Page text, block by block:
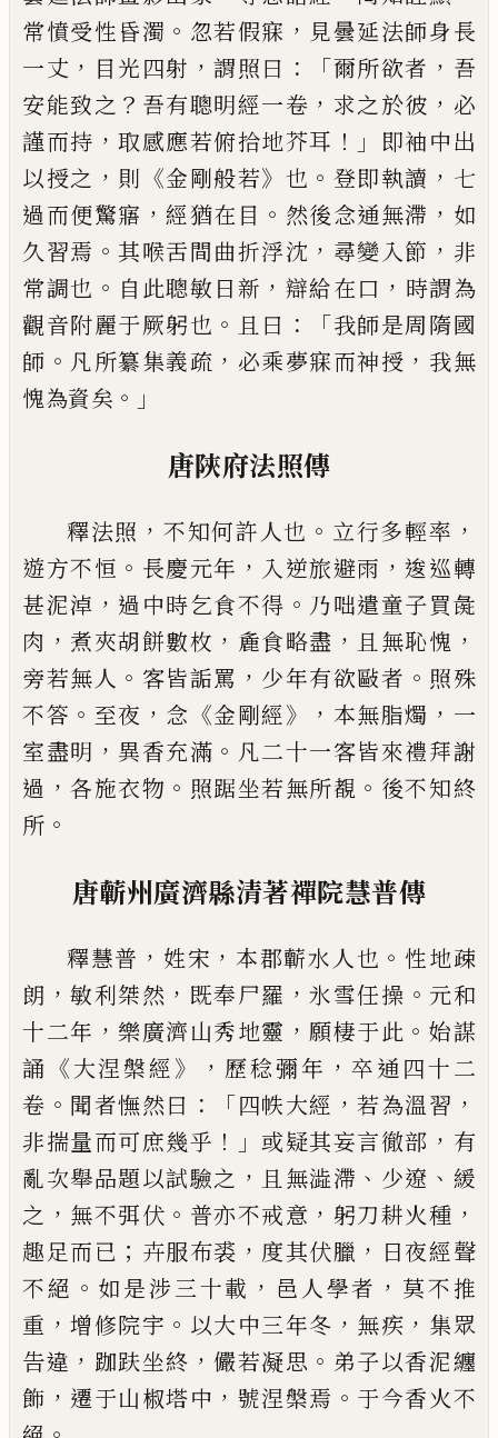
常憤受性昏濁 。 忽若假寐 ， 見曇延法師身長
一丈 ， 目光四射 ，謂照曰 ：「爾所欲者 ， 吾
安能致之 ？ 吾有聰明經一卷 ， 求之於彼 ， 必
謹而持 ，取感應若俯拾地芥耳 ！」
即袖中出
以授之 ， 則 《金剛般若》 也 。 登即執讀 ， 七
過而便驚寤 ， 經猶在目 。 然後念通無滯 ， 如
久習焉 。其喉舌間曲折浮沈 ， 尋變入節 ， 非
常調也 。 自此聰敏日新 ， 辯給在口 ， 時謂為
觀音附麗于厥躬也 。 且曰 ：「我師是周隋國
師 。 凡所纂集義疏 ， 必乘夢寐而神授 ， 我無
愧為資矣 。」
唐陝府法照傳
釋法照 ， 不知何許人也 。 立行多輕率 ，
遊方不恒 。 長慶元年 ， 入逆旅避雨 ，逡巡轉
甚泥淖 ， 過中時乞食不得 。 乃咄遣童子買彘
肉 ， 煮夾胡餅數枚 ， 麁食略盡 ， 且無恥愧 ，
旁若無人 。 客皆詬罵 ， 少年有欲敺者 。 照殊
不答 。 至夜 ， 念 《金剛經》， 本無脂燭 ， 一
室盡明 ， 異香充滿 。 凡二十一客皆來禮拜謝
過 ，各施衣物 。 照踞坐若無所覩 。 後不知終
所 。
唐蘄州廣濟縣清著禪院慧普傳
釋慧普 ， 姓宋 ，本郡蘄水人也 。 性地疎
朗 ，敏利桀然 ， 既奉尸羅 ，氷雪任操 。 元和
十二年 ， 樂廣濟山秀地靈 ， 願棲于此 。始謀
誦 《大涅槃經》， 歷稔彌年 ，卒通四十二
卷 。 聞者憮然曰 ： 「四帙大經 ，若為溫習 ，
非揣量而可庶幾乎 ！」 或疑其妄言徹部 ， 有
亂次舉品題以試驗之 ， 且無澁滯 、 少遼 、 緩
之 ， 無不弭伏 。 普亦不戒意 ， 躬刀耕火種 ，
趣足而已 ； 卉服布裘 ， 度其伏臘 ， 日夜經聲
不絕 。 如是涉三十載 ， 邑 人學者 ， 莫不推
重 ，增修院宇 。 以大中三年冬 ， 無疾 ， 集眾
告違 ， 跏趺坐終 ， 儼若凝思 。 弟子以香泥纏
飾 ， 遷于山椒塔中 ， 號涅槃焉 。 于今香火不